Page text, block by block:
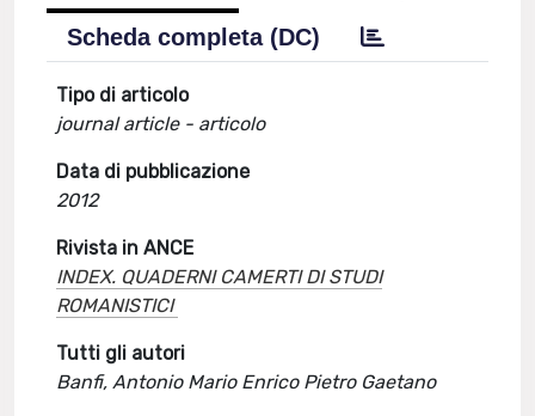
Scheda completa (DC)
Tipo di articolo
journal article - articolo
Data di pubblicazione
2012
Rivista in ANCE
INDEX. QUADERNI CAMERTI DI STUDI
ROMANISTICI
Tutti gli autori
Banfi, Antonio Mario Enrico Pietro Gaetano